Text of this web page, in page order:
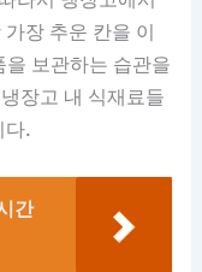
장 추운 칸을 이
보관하는 습관을
장고 내 식재료들
다.
간